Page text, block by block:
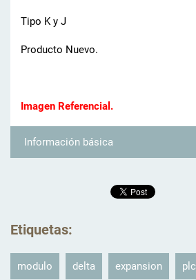
Tipo K y J
Producto Nuevo.
Imagen Referencial.
Información básica
Etiquetas:
modulo delta expansion plc